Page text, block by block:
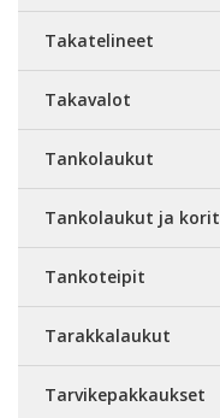
Takatelineet
Takavalot
Tankolaukut
Tankolaukut ja korit
Tankoteipit
Tarakkalaukut
Tarvikepakkaukset